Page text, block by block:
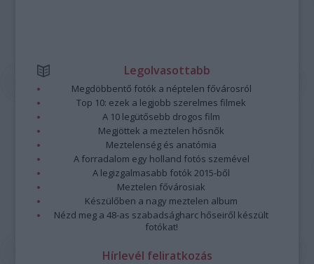
Legolvasottabb
Megdöbbentő fotók a néptelen fővárosról
Top 10: ezek a legjobb szerelmes filmek
A 10 legütősebb drogos film
Megjöttek a meztelen hősnők
Meztelenség és anatómia
A forradalom egy holland fotós szemével
A legizgalmasabb fotók 2015-ből
Meztelen fővárosiak
Készülőben a nagy meztelen album
Nézd meg a 48-as szabadságharc hőseiről készült
fotókat!
Hírlevél feliratkozás